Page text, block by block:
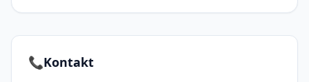
📞Kontakt